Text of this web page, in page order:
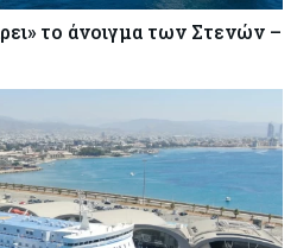
το άνοιγμα των Στενών –